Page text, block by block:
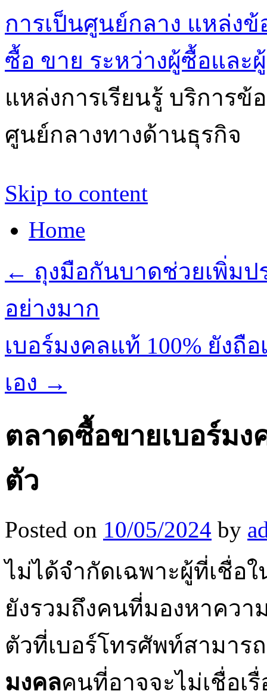
การเป็นศูนย์กลาง แหล่ง
ซื้อ ขาย ระหว่างผู้ซื้อและ
แหล่งการเรียนรู้ บริการข้
ศูนย์กลางทางด้านธุรกิจ
Skip to content
Home
← ถุงมือกันบาดช่วยเพิ่ม
อย่างมาก
เบอร์มงคลแท้ 100% ยัง
เอง →
ตลาดซื้อขายเบอร์ม
ตัว
Posted on 10/05/2024 by
ไม่ได้จำกัดเฉพาะผู้ที่เชื่อ
ยังรวมถึงคนที่มองหาคว
ตัวที่เบอร์โทรศัพท์สามาร
มงคลคนที่อาจจะไม่เชื่อเ